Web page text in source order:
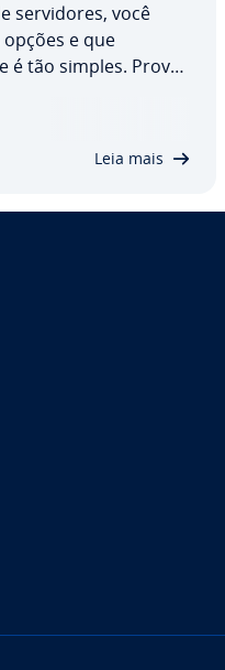
ser­vi­do­res, você
e que
é tão simples. Pro­ve­
em di­fe­ren­tes
Leia mais